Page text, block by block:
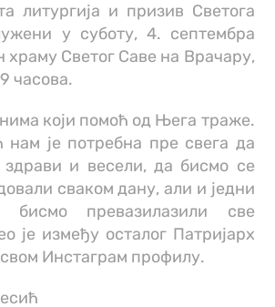
литургија и призив Светога
у суботу, 4. септембра
храму Светог Саве на Врачару,
часова.
који помоћ од Њега траже.
је потребна пре свега да
здрави и весели, да бисмо се
сваком дану, али и једни
превазилазили све
је између осталог Патријарх
Инстаграм профилу.